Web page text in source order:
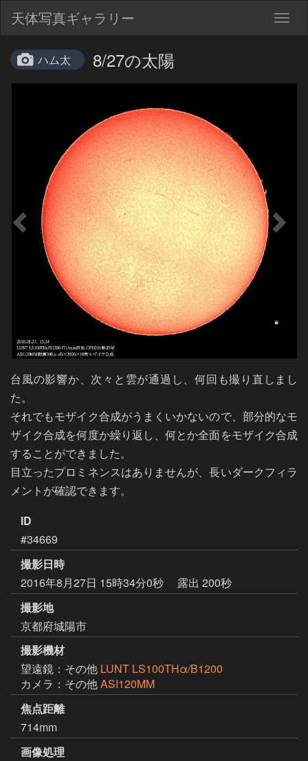
天体写真ギャラリー
ハム太 8/27の太陽
台風の影響か、次々と雲が通過し、何回も撮り直しまし
た。
それでもモザイク合成がうまくいかないので、部分的なモ
ザイク合成を何度か繰り返し、何とか全面をモザイク合成
することができました。
目立ったプロミネンスはありませんが、長いダークフィラ
メントが確認できます。
ID
#34669
撮影日時
2016年8月27日 15時34分0秒
露出 200秒
撮影地
京都府城陽市
撮影機材
望遠鏡：その他 LUNT LS100THα/B1200
カメラ：その他ASI120MM
焦点距離
714mm
画像処理